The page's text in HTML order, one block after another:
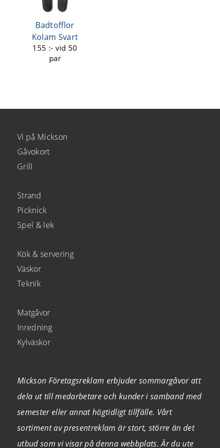
Badtofflor
Kolam Svart
155 :- vid 50
par
Vi på Mickson
Gåvokort
Grill
Strand
Picknick
Spel & lek
Kök & servering
Väskor
Teknik
Matgåvor
Inredning
Kylväskor
Mickson Företagsreklam erbjuder sommargåvor att
dela ut till medarbetare och kunder i samband med
semester eller annat högtidligt tillfälle. Vårt
sortiment av presentreklam är stort, större än det
utbud som vi visar på denna webbplats. Är du ute